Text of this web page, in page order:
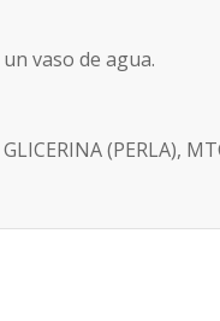
vaso de agua.
(PERLA),